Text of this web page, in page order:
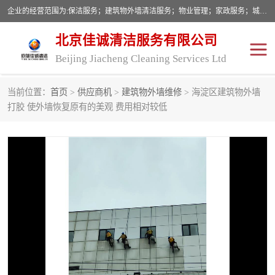
企业的经营范围为:保洁服务；建筑物外墙清洁服务；物业管理；家政服务；城市园林绿化；劳务分包；技术开发、技术转让、技术服务；销售保洁设备、卫生用品、化工产品（不含危险化学品及一类易制毒化学品）、日用品、办公设备、建筑材料、装饰材料；图文设计；清洁服务（不含餐具消毒）；中央空调维修；工程设计；施工总承包；专业承包。
北京佳诚清洁服务有限公司
Beijing Jiacheng Cleaning Services Ltd
当前位置： 首页 > 供应商机 > 建筑物外墙维修 > 海淀区建筑物外墙
打胶 使外墙恢复原有的美观 费用相对较低
外墙清洗 开荒保洁
开荒保洁 保洁服务